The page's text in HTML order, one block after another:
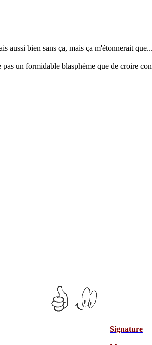
aussi bien sans ça, mais ça m'étonnerait que...
un formidable blasphème que de croire
Signature